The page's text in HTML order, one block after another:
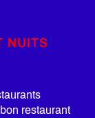
NUITS
restaurant